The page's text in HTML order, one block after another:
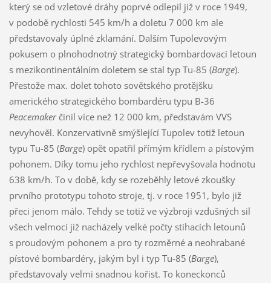
který se od vzletové dráhy poprvé odlepil již v roce 1949,
v podobě rychlosti 545 km/h a doletu 7 000 km ale
představovaly úplné zklamání. Dalším Tupolevovým
pokusem o plnohodnotný strategický bombardovací letoun
s mezikontinentálním doletem se stal typ Tu-85 (Barge).
Přestože max. dolet tohoto sovětského protějšku
amerického strategického bombardéru typu B-36
Peacemakerčinil více než 12 000 km, představám VVS
nevyhověl. Konzervativně smýšlející Tupolev totiž letoun
typu Tu-85 (Barge) opět opatřil přímým křídlem a pístovým
pohonem. Díky tomu jeho rychlost nepřevyšovala hodnotu
638 km/h. To v době, kdy se rozeběhly letové zkoušky
prvního prototypu tohoto stroje, tj. v roce 1951, bylo již
přeci jenom málo. Tehdy se totiž ve výzbroji vzdušných sil
všech velmocí již nacházely velké počty stíhacích letounů
s proudovým pohonem a pro ty rozměrné a neohrabané
pístové bombardéry, jakým byl i typ Tu-85 (Barge),
představovaly velmi snadnou kořist. To koneckonců